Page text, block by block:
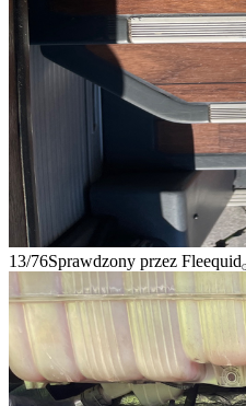
13/76Sprawdzony przez Fleequid